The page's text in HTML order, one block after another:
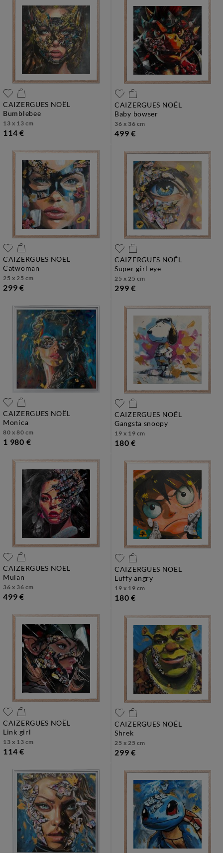
CAIZERGUES NOËL
bumblebee
13 x 13 cm
114 €
CAIZERGUES NOËL
baby bowser
36 x 36 cm
499 €
CAIZERGUES NOËL
catwoman
25 x 25 cm
299 €
CAIZERGUES NOËL
super girl eye
25 x 25 cm
299 €
CAIZERGUES NOËL
monica
80 x 80 cm
1 980 €
CAIZERGUES NOËL
gangsta snoopy
19 x 19 cm
180 €
CAIZERGUES NOËL
mulan
36 x 36 cm
499 €
CAIZERGUES NOËL
luffy angry
19 x 19 cm
180 €
CAIZERGUES NOËL
link girl
13 x 13 cm
114 €
CAIZERGUES NOËL
shrek
25 x 25 cm
299 €